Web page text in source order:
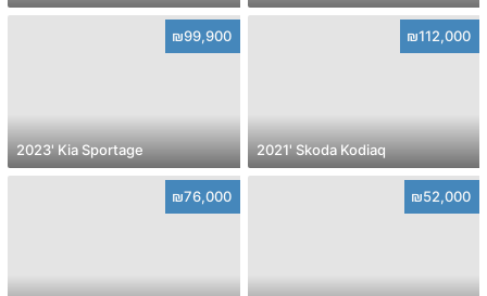
₪99,900
2023' Kia Sportage
₪112,000
2021' Skoda Kodiaq
₪76,000 ₪52,000